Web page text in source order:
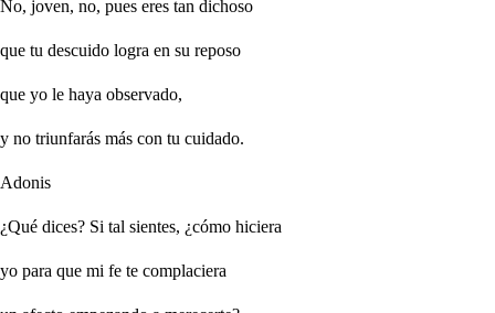
No, joven, no, pues eres tan dichoso
que tu descuido logra en su reposo
que yo le haya observado,
y no triunfarás más con tu cuidado.
Adonis
¿Qué dices? Si tal sientes, ¿cómo hiciera
yo para que mi fe te complaciera